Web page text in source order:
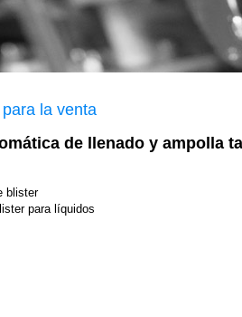
la venta
de llenado y ampolla
blister
para líquidos